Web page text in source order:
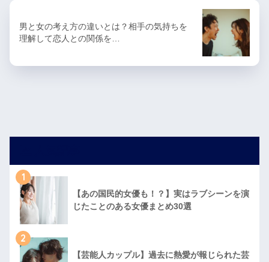
男と女の考え方の違いとは？相手の気持ちを
理解して恋人との関係を…
1
【あの国民的女優も！？】実はラブシーンを演
じたことのある女優まとめ30選
2
【芸能人カップル】過去に熱愛が報じられた芸